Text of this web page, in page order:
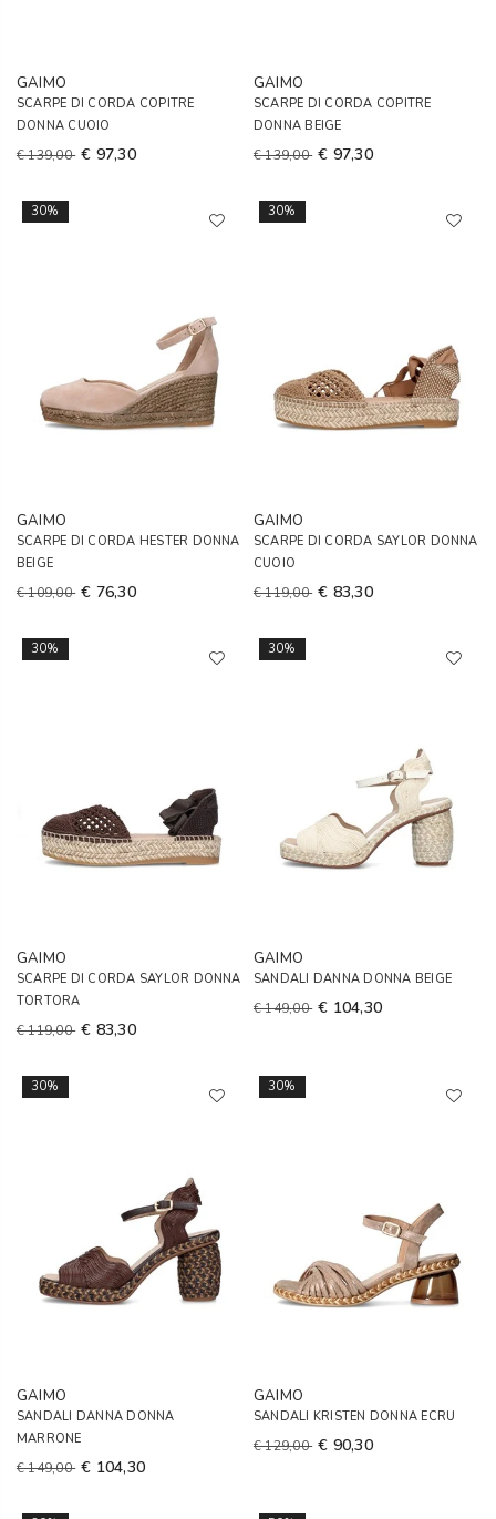
GAIMO
SCARPE DI CORDA COPITRE
DONNA CUOIO
€ 139,00 € 97,30
GAIMO
SCARPE DI CORDA COPITRE
DONNA BEIGE
€ 139,00 € 97,30
30%
GAIMO
SCARPE DI CORDA HESTER DONNA
BEIGE
€ 109,00 € 76,30
30%
GAIMO
SCARPE DI CORDA SAYLOR DONNA
CUOIO
€ 119,00 € 83,30
30%
GAIMO
SCARPE DI CORDA SAYLOR DONNA
TORTORA
€ 119,00 € 83,30
30%
GAIMO
SANDALI DANNA DONNA BEIGE
€ 149,00 € 104,30
30%
GAIMO
SANDALI DANNA DONNA
MARRONE
€ 149,00 € 104,30
30%
GAIMO
SANDALI KRISTEN DONNA ECRU
€ 129,00 € 90,30